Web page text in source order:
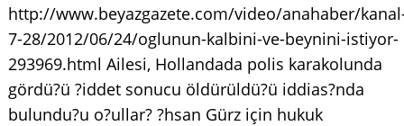
http://www.beyazgazete.com/video/anahaber/
7-28/2012/06/24/oglunun-kalbini-ve-beynini-istiyor-
293969.html Ailesi, Hollandada polis karakolunda
gördü?ü ?iddet sonucu öldürüldü?ü iddias?nda
bulundu?u o?ullar? ?hsan Gürz için hukuk